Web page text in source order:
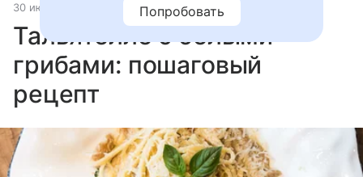
30 июля 2025 Рецепты
Тальятелле с белыми
грибами: пошаговый
рецепт
Попробовать